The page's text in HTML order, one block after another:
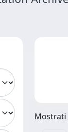
Mostrati